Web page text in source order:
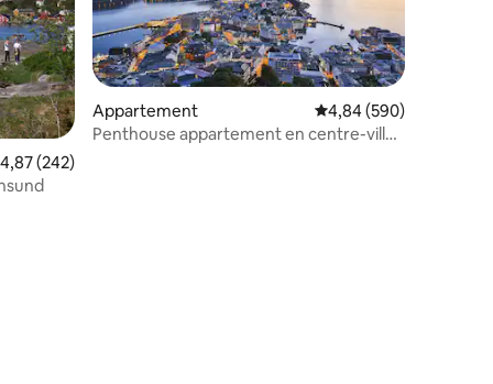
: 4,96 sur 5
moyenne sur la base de 242 commentaires : 4,87 sur 5
4,87 (242)
Appartement Évaluation moyenne
4,84 (590)
Penthouse appartement en centre-ville